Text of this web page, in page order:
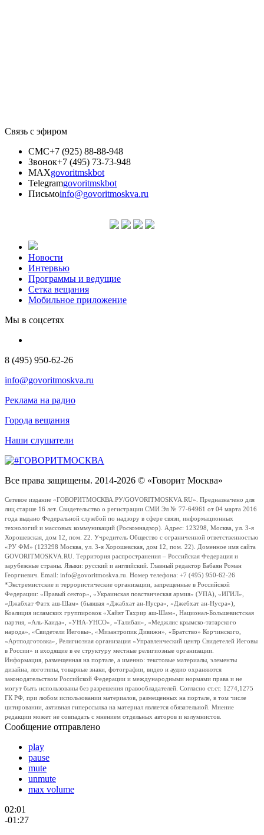
Связь с эфиром
СМС+7 (925) 88-88-948
Звонок+7 (495) 73-73-948
MAXgovoritmskbot
Telegramgovoritmskbot
Письмоinfo@govoritmoskva.ru
Новости
Интервью
Программы и ведущие
Сетка вещания
Мобильное приложение
Мы в соцсетях
8 (495) 950-62-26
info@govoritmoskva.ru
Реклама на радио
Города вещания
Наши слушатели
Все права защищены. 2014-2026 © «Говорит Москва»
Сетевое издание «ГОВОРИТМОСКВА.РУ/GOVORITMOSKVA.RU». Предназначено для
лиц старше 16 лет. Свидетельство о регистрации СМИ Эл № 77-64961 от 04 марта 2016
года выдано Федеральной службой по надзору в сфере связи, информационных
технологий и массовых коммуникаций (Роскомнадзор). Адрес: 123298, Москва, ул. 3-я
Хорошевская, дом 12, пом. 22. Учредитель Общество с ограниченной ответственностью
«РУ ФМ» (123298 Москва, ул. 3-я Хорошевская, дом 12, пом. 22). Доменное имя сайта
GOVORITMOSKVA.RU. Территория распространения – Российская Федерация и
зарубежные страны. Языки: русский и английский. Главный редактор Бабаян Роман
Георгиевич. Email: info@govoritmoskva.ru. Номер телефона: +7 (495) 950-62-26
*Экстремистские и террористические организации, запрещенные в Российской
Федерации: «Правый сектор», «Украинская повстанческая армия» (УПА), «ИГИЛ»,
«Джабхат Фатх аш-Шам» (бывшая «Джабхат ан-Нусра», «Джебхат ан-Нусра»),
Коалиция исламских группировок «Хайят Тахрир аш-Шам», Национал-Большевистская
партия, «Аль-Каида», «УНА-УНСО», «Талибан», «Меджлис крымско-татарского
народа», «Свидетели Иеговы», «Мизантропик Дивижн», «Братство» Корчинского,
«Артподготовка», Религиозная организация «Управленческий центр Свидетелей Иеговы
в России» и входящие в ее структуру местные религиозные организации.
Информация, размещенная на портале, а именно: текстовые материалы, элементы
дизайна, логотипы, товарные знаки, фотографии, видео и аудио охраняются
законодательством Российской Федерации и международными нормами права и не
могут быть использованы без разрешения правообладателей. Согласно ст.ст. 1274,1275
ГК РФ, при любом использовании материалов, размещенных на портале, в том числе
цитировании, активная гиперссылка на материал является обязательной. Мнение
редакции может не совпадать с мнением отдельных авторов и колумнистов.
Сообщение отправлено
play
pause
mute
unmute
max volume
02:01
-01:27